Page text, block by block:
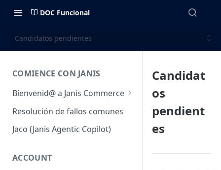
DOC Funcional
Candidatos pendientes
COMIENCE CON JANIS
Bienvenid@ a Janis Commerce
Acceso y Ambientes
Requisitos mínimos para
utilizar la plataforma
Fulfillment
Resolución de fallos comunes
Jaco (Janis Agentic Copilot)
ACCOUNT
Candidat
os
pendient
es